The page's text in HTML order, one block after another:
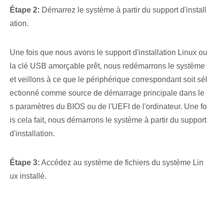
Étape 2: Démarrez le système à partir du support d'install
ation.
Une fois que nous avons le support d'installation Linux ou
la clé USB amorçable prêt, nous redémarrons le système
et veillons à ce que le périphérique correspondant soit sél
ectionné comme source de démarrage principale dans le
s paramètres du BIOS ou de l'UEFI ‌de​ l'ordinateur. Une fo
is cela fait, nous démarrons le système à partir du support
d'installation.
Étape 3: ‍Accédez au système de fichiers du système Lin
ux installé.